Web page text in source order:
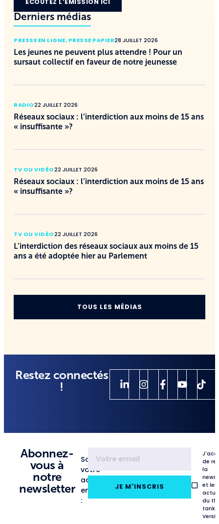
Derniers médias
PRESSE EN LIGNE, PRESSE PAPIER28 JUILLET 2026
Les jeunes ne peuvent plus attendre ! Pour un
sursaut collectif en faveur de notre jeunesse
RADIO22 JUILLET 2026
Réseaux sociaux : l’interdiction aux moins de 15 ans
« insuffisante »?
TV OU VIDÉO22 JUILLET 2026
Réseaux sociaux : l’interdiction aux moins de 15 ans
« insuffisante »?
TV OU VIDÉO22 JUILLET 2026
L’interdiction des réseaux sociaux aux moins de 15
ans a été adoptée hier au Parlement
TOUS LES MÉDIAS
Restez connectés
!
Abonnez-
vous à
notre
newsletter
Saisissez
votre
adresse
email
:
JE M'INSCRIS
de
la
et les
du
tank